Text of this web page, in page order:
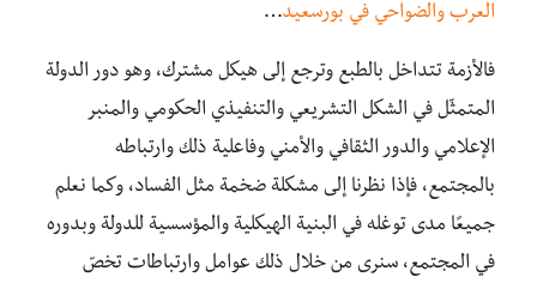
العرب والضواحي في بورسعيد…
فالأزمة تتداخل بالطبع وترجع إلى هيكل مشترك، وهو دور الدولة
المتمثّل في الشكل التشريعي والتنفيذي الحكومي والمنبر
الإعلامي والدور الثقافي والأمني وفاعلية ذلك وارتباطه
بالمجتمع، فإذا نظرنا إلى مشكلة ضخمة مثل الفساد، وكما نعلم
جميعًا مدى توغله في البنية الهيكلية والمؤسسية للدولة وبدوره
في المجتمع، سنرى من خلال ذلك عوامل وارتباطات تخصّ